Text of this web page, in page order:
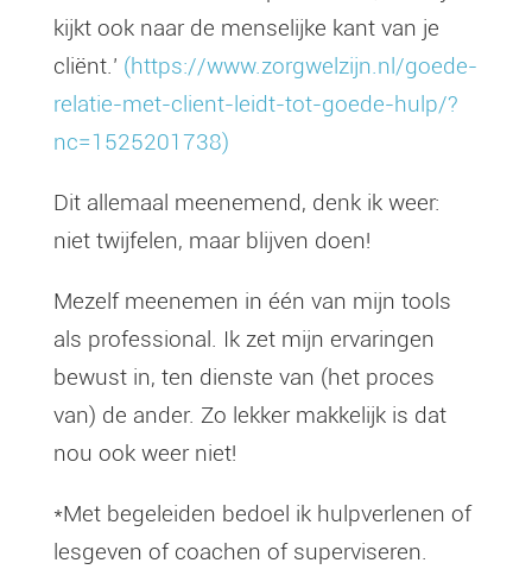
kijkt ook naar de menselijke kant van je
cliënt.’ (https://www.zorgwelzijn.nl/goede-
relatie-met-client-leidt-tot-goede-hulp/?
nc=1525201738)
Dit allemaal meenemend, denk ik weer:
niet twijfelen, maar blijven doen!
Mezelf meenemen in één van mijn tools
als professional. Ik zet mijn ervaringen
bewust in, ten dienste van (het proces
van) de ander. Zo lekker makkelijk is dat
nou ook weer niet!
*Met begeleiden bedoel ik hulpverlenen of
lesgeven of coachen of superviseren.